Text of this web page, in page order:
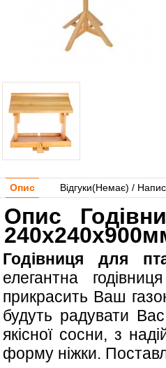
Опис Відгуки(Немає) /
Опис
Годівниця для
елегантна
прикрасить Ваш
будуть радувати
якісної сосни, з
форму ніжки.